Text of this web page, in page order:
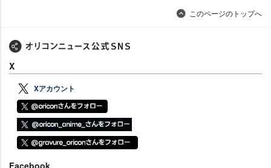
このページのトップへ
X
Xアカウント
Facebook